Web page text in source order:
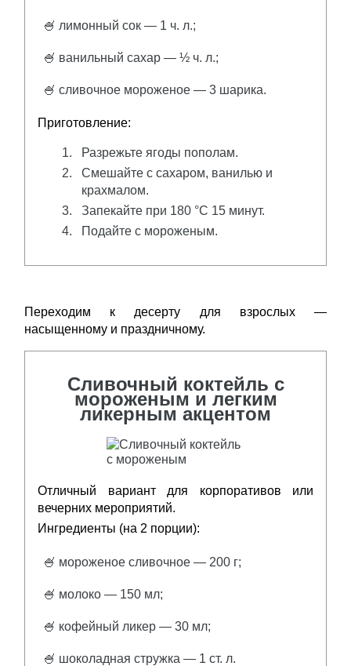
🍧 лимонный сок — 1 ч. л.;
🍧 ванильный сахар — ½ ч. л.;
🍧 сливочное мороженое — 3 шарика.
Приготовление:
Разрежьте ягоды пополам.
Смешайте с сахаром, ванилью и
крахмалом.
Запекайте при 180 °C 15 минут.
Подайте с мороженым.
Переходим к десерту для взрослых —
насыщенному и праздничному.
Сливочный коктейль с
мороженым и легким
ликерным акцентом
Отличный вариант для корпоративов или
вечерних мероприятий.
Ингредиенты (на 2 порции):
🍧 мороженое сливочное — 200 г;
🍧 молоко — 150 мл;
🍧 кофейный ликер — 30 мл;
🍧 шоколадная стружка — 1 ст. л.